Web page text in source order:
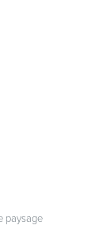
paysage